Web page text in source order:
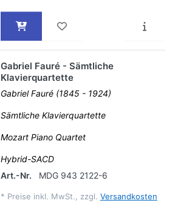
Gabriel Fauré - Sämtliche
Klavierquartette
Gabriel Fauré (1845 - 1924)
Sämtliche Klavierquartette
Mozart Piano Quartet
Hybrid-SACD
Art.-Nr.
MDG 943 2122-6
* Preise inkl. MwSt., zzgl. Versandkosten